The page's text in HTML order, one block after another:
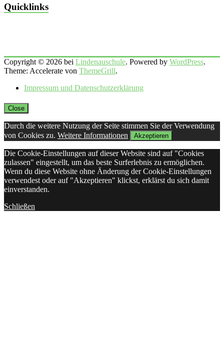
Quicklinks
Copyright © 2026 bei Lindenauschule. Powered by WordPress.
Theme: Accelerate von ThemeGrill.
Impressum und Datenschutzerklärung
Close
Durch die weitere Nutzung der Seite stimmen Sie der Verwendung
von Cookies zu. Weitere Informationen Akzeptieren
Die Cookie-Einstellungen auf dieser Website sind auf "Cookies
zulassen" eingestellt, um das beste Surferlebnis zu ermöglichen.
Wenn du diese Website ohne Änderung der Cookie-Einstellungen
verwendest oder auf "Akzeptieren" klickst, erklärst du sich damit
einverstanden.
Schließen